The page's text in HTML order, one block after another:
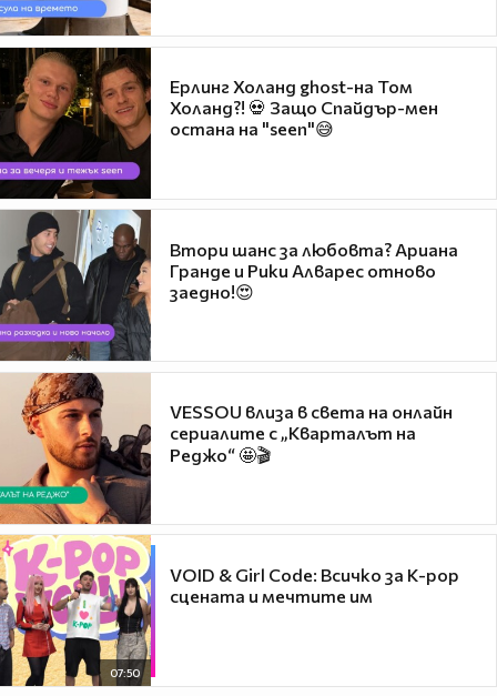
Ерлинг Холанд ghost-на Том
Холанд?! 💀 Защо Спайдър-мен
остана на "seen"😅
Втори шанс за любовта? Ариана
Гранде и Рики Алварес отново
заедно!😍
VESSOU влиза в света на онлайн
сериалите с „Кварталът на
Реджо“ 🤩🎬
07:50
VOID & Girl Code: Всичко за K-pop
сцената и мечтите им